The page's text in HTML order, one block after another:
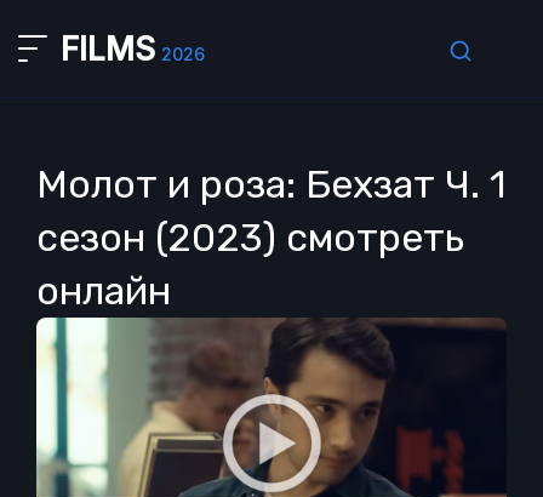
FILMS 2026
Молот и роза: Бехзат Ч. 1
сезон (2023) смотреть
онлайн